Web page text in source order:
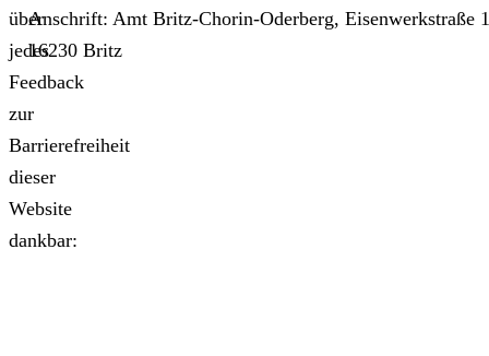
über
jedes
Feedback
zur
Barrierefreiheit
dieser
Website
dankbar:
Anschrift: Amt Britz-Chorin-Oderberg, Eisenwerkstraße
16230 Britz